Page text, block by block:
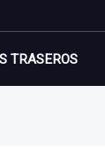
TRASEROS